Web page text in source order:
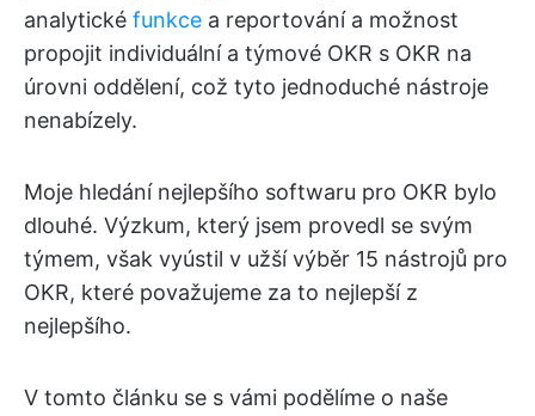
analytické funkce a reportování a možnost
propojit individuální a týmové OKR s OKR na
úrovni oddělení, což tyto jednoduché nástroje
nenabízely.
Moje hledání nejlepšího softwaru pro OKR bylo
dlouhé. Výzkum, který jsem provedl se svým
týmem, však vyústil v užší výběr 15 nástrojů pro
OKR, které považujeme za to nejlepší z
nejlepšího.
V tomto článku se s vámi podělíme o naše